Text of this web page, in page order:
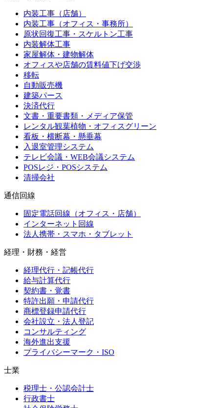
内装工事（店舗）
内装工事（オフィス・事務所）
原状回復工事・スケルトン工事
内装解体工事
家屋解体・建物解体
オフィスや店舗の賃料値下げ交渉
移転
自動販売機
建築パース
決済代行
文書・重要書類・メディア保管
レンタル観葉植物・オフィスグリーン
看板・横断幕・懸垂幕
入退室管理システム
テレビ会議・WEB会議システム
POSレジ・POSシステム
清掃会社
通信回線
固定電話回線（オフィス・店舗）
インターネット回線
法人携帯・スマホ・タブレット
経理・財務・経営
経理代行・記帳代行
給与計算代行
契約書・覚書
特許出願・申請代行
商標登録申請代行
会社設立・法人登記
コンサルティング
海外進出支援
プライバシーマーク・ISO
士業
税理士・公認会計士
行政書士